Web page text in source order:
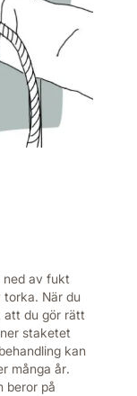
ned av fukt
När du
du gör rätt
staketet
kan
många år.
beror på